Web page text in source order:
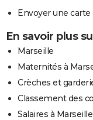
Envoyer une
En savoir plus
Marseille
Maternités à
Crèches et
Classement des
Salaires à Marseille